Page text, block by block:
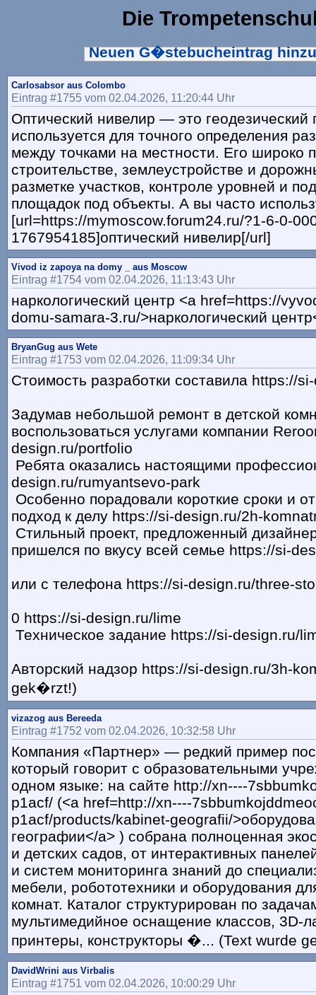
Die
Neuen G�stebucheintrag
Carlosabsor aus Colombo
Eintrag #1755 vom 02.04.2026, 11:20:44 Uhr
Оптический нивелир — это геодезический
используется для точного определения
между точками на местности. Его широко
строительстве, землеустройстве и
разметке участков, контроле уровней и
площадок под объекты. А вы часто
[url=https://mymoscow.forum24.ru/?1-6-0-
1767954185]оптический нивелир[/url]
Vivod iz zapoya na domy _ aus Moscow
Eintrag #1754 vom 02.04.2026, 11:13:43 Uhr
наркологический центр <a href=https://
domu-samara-3.ru/>наркологический
BryanGug aus Wete
Eintrag #1753 vom 02.04.2026, 11:09:34 Uhr
Стоимость разработки составила https://
Задумав небольшой ремонт в детской
воспользоваться услугами компании
design.ru/portfolio
Ребята оказались настоящими
design.ru/rumyantsevo-park
Особенно порадовали короткие сроки и
подход к делу https://si-design.ru/2h-
Стильный проект, предложенный
пришелся по вкусу всей семье https://si-
или с телефона https://si-design.ru/three-
0 https://si-design.ru/lime
Техническое задание https://si-design.ru/
Авторский надзор https://si-design.ru/3h-
gek�rzt!)
vizazog aus Bereeda
Eintrag #1752 vom 02.04.2026, 10:32:58 Uhr
Компания «Партнер» — редкий пример
который говорит с образовательными
одном языке: на сайте http://xn----
p1acf/ (<a href=http://xn----
p1acf/products/kabinet-geografii/
географии</a> ) собрана полноценная
и детских садов, от интерактивных
и систем мониторинга знаний до
мебели, робототехники и оборудования
комнат. Каталог структурирован по
мультимедийное оснащение классов, 3D-
принтеры, конструкторы �... (Text wurde
DavidWrini aus Virbalis
Eintrag #1751 vom 02.04.2026, 10:00:29 Uhr